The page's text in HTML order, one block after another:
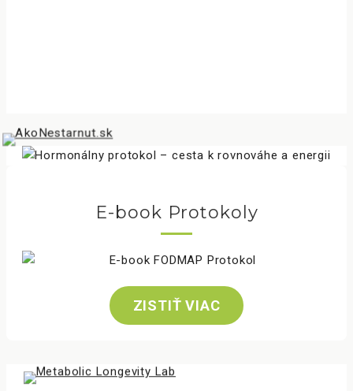
E-book Protokoly
ZISTIŤ VIAC